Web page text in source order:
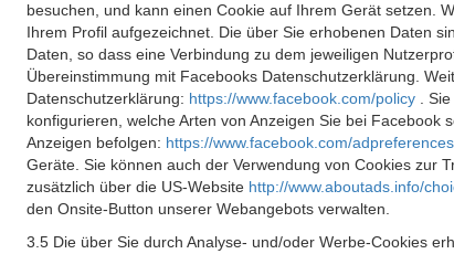
besuchen, und kann einen Cookie auf Ihrem Gerät setzen.
Ihrem Profil aufgezeichnet. Die über Sie erhobenen Daten
Daten, so dass eine Verbindung zu dem jeweiligen
Übereinstimmung mit Facebooks Datenschutzerklärung.
Datenschutzerklärung: https://www.facebook.com/policy
.
konfigurieren, welche Arten von Anzeigen Sie bei
Anzeigen befolgen: https://www.facebook.com/
Geräte. Sie können auch der Verwendung von Cookies zur
zusätzlich über die US-Website http://www.aboutads.info/
den Onsite-Button unserer Webangebots verwalten.
3.5 Die über Sie durch Analyse- und/oder Werbe-Cookies